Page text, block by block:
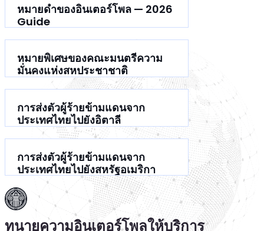
หมายดำของอินเตอร์โพล — 2026
Guide
หมายพิเศษของคณะมนตรีความ
มั่นคงแห่งสหประชาชาติ
การส่งตัวผู้ร้ายข้ามแดนจาก
ประเทศไทยไปยังอิตาลี
การส่งตัวผู้ร้ายข้ามแดนจาก
ประเทศไทยไปยังสหรัฐอเมริกา
ทนายความอินเตอร์โพลให้บริการ